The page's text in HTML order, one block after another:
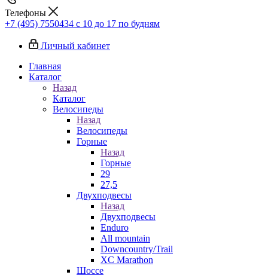
Телефоны
+7 (495) 7550434 с 10 до 17 по будням
Личный кабинет
Главная
Каталог
Назад
Каталог
Велосипеды
Назад
Велосипеды
Горные
Назад
Горные
29
27,5
Двухподвесы
Назад
Двухподвесы
Enduro
All mountain
Downcountry/Trail
XC Marathon
Шоссе